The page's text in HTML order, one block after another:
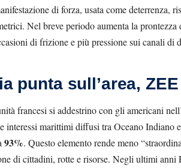
di forza, usata come deterrenza,
Nel breve periodo aumenta la
di frizione e più pressione sui canali di
punta sull’area,
francesi si addestrino con gli americani
interessi marittimi diffusi tra Oceano Indiano
93%. Questo elemento rende meno
di cittadini, rotte e risorse. Negli ultimi